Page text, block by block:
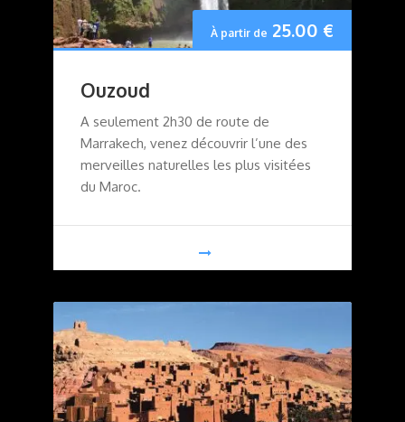
À partir de 25.00 €
Ouzoud
A seulement 2h30 de route de
Marrakech, venez découvrir l’une des
merveilles naturelles les plus visitées
du Maroc.